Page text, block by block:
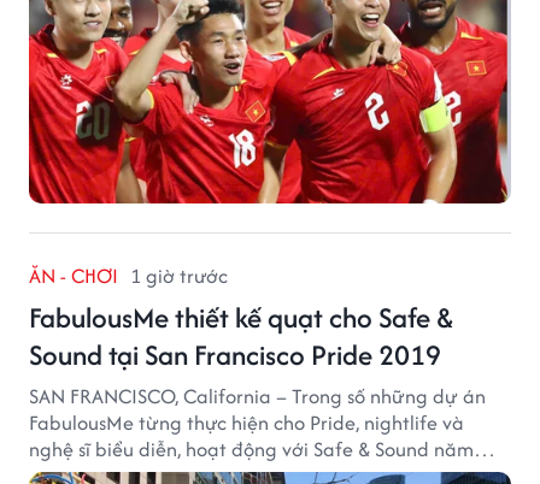
ĂN - CHƠI 1 giờ trước
FabulousMe thiết kế quạt cho Safe &
Sound tại San Francisco Pride 2019
SAN FRANCISCO, California – Trong số những dự án
FabulousMe từng thực hiện cho Pride, nightlife và
nghệ sĩ biểu diễn, hoạt động với Safe & Sound năm
2019 mang một bối cảnh khác biệt. Safe & Sound là tổ